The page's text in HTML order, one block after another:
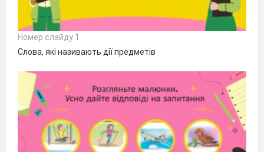
Номер слайду 1
Слова, які називають дії предметів